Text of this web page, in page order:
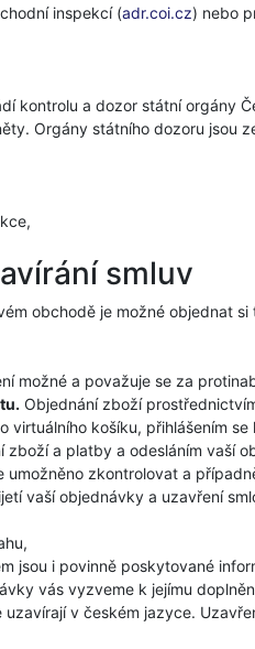
inspekcí (adr.coi.cz) nebo
kontrolu a dozor státní orgány
Orgány státního dozoru jsou
smluv
obchodě je možné objednat
možné a považuje se za
Objednání zboží
virtuálního košíku, přihlášením
a platby a odesláním vaší
zkontrolovat a
vaší objednávky a uzavření
jsou i povinně poskytované
vás vyzveme k jejímu
uzavírají v českém jazyce.